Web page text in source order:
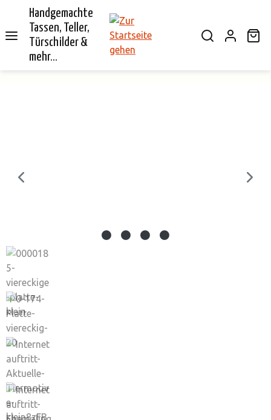
springen
Handgemachte
Tassen, Teller,
Türschilder &
mehr...